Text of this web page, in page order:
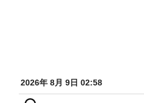
2026年 8月 9日 02:58